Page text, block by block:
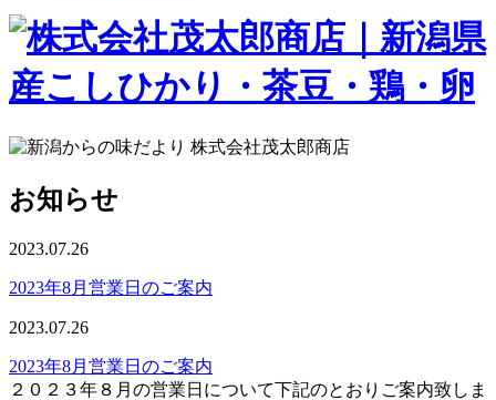
お知らせ
2023.07.26
2023年8月営業日のご案内
2023.07.26
2023年8月営業日のご案内
２０２３年８月の営業日について下記のとおりご案内致しま